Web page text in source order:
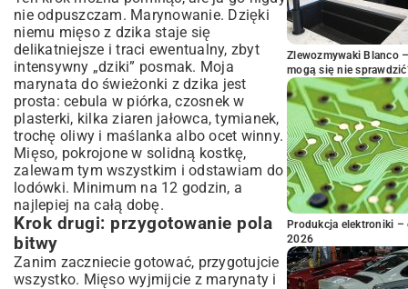
nie odpuszczam. Marynowanie. Dzięki
niemu mięso z dzika staje się
delikatniejsze i traci ewentualny, zbyt
intensywny „dziki” posmak. Moja
marynata do świeżonki z dzika jest
prosta: cebula w piórka, czosnek w
plasterki, kilka ziaren jałowca, tymianek,
trochę oliwy i maślanka albo ocet winny.
Mięso, pokrojone w solidną kostkę,
zalewam tym wszystkim i odstawiam do
lodówki. Minimum na 12 godzin, a
najlepiej na całą dobę.
Krok drugi: przygotowanie pola
bitwy
Zanim zaczniecie gotować, przygotujcie
wszystko. Mięso wyjmijcie z marynaty i
Zlewozmywaki Blanco
mogą się nie
Produkcja elektroniki –
2026